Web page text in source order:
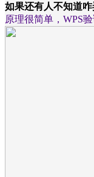
如果还有人不知道
原理很简单，WPS